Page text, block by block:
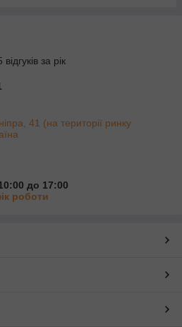
за рік
41 (на території ринку
до 17:00
роботи